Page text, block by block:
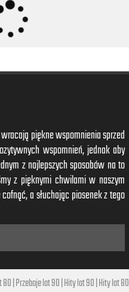
piękne wspomnienia sprzed
wspomnień, jednak aby
z najlepszych sposobów na to
z pięknymi chwilami w naszym
a słuchając piosenek z tego
80|Przeboje lat 90|Hity lat 90|Hity lat 80